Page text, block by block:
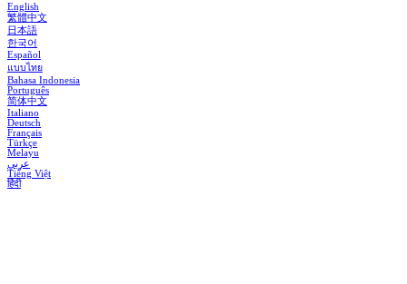
English
繁體中文
日本語
한국어
Español
แบบไทย
Bahasa Indonesia
Português
简体中文
Italiano
Deutsch
Français
Türkçe
Melayu
عربي
Tiếng Việt
हिंदी